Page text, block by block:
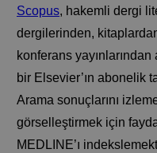
Scopus, hakemli dergi
dergilerinden,
konferans
bir Elsevier’ın abonelik
Arama sonuçlarını
görselleştirmek için
MEDLINE’ı